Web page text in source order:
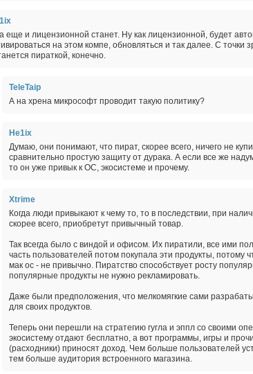
еще и лицензионной станет. Ну как лицензионной, будет
на этом компе, обновляться и так далее. С точки
пираткой, конечно.
TeleTaip
А на хрена микрософт проводит такую политику?
He1ix
Думаю, они понимают, что пират, скорее всего, ничего не
сравнительно простую защиту от дурака. А если все же
то он уже привык к ОС, экосистеме и прочему.
Xtrime
Когда люди привыкают к чему то, то в последствии, при
скорее всего, приобретут привычный товар.
Так всегда было с виндой и офисом. Их пиратили, все ими
часть пользователей потом покупала эти продукты, потому
мак ос - не привычно. Пиратство способствует росту
популярные продукты не нужно рекламировать.
Даже были предположения, что мелкомягкие сами
для своих продуктов.
Теперь они перешли на стратегию гугла и эппл со своими
экосистему отдают бесплатно, а вот программы, игры и
(расходники) приносят доход. Чем больше пользователей
тем больше аудитория встроенного магазина.